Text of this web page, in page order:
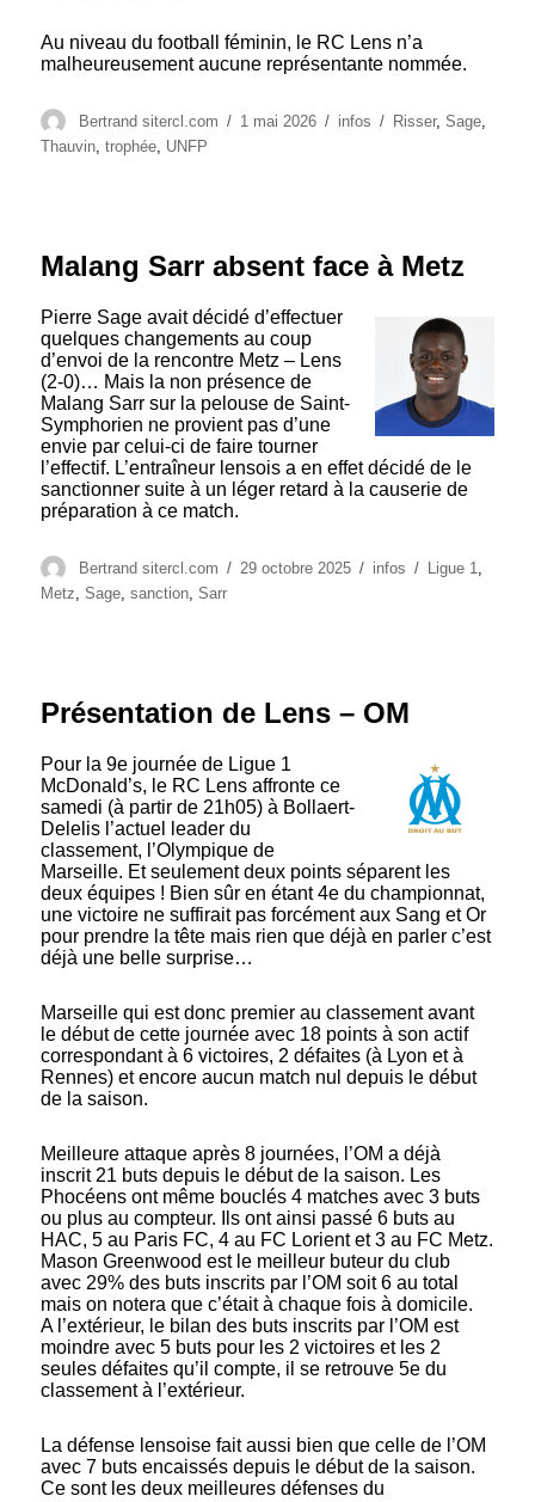
Au niveau du football féminin, le RC Lens n’a
malheureusement aucune représentante nommée.
Auteur
Bertrand sitercl.com
Publié
1 mai 2026 Catégories
infos Étiquettes
Risser,Sage,
Thauvin,trophée, UNFP
Malang Sarr absent face à Metz
Pierre Sage avait décidé d’effectuer
quelques changements au coup
d’envoi de la rencontre Metz – Lens
(2-0)… Mais la non présence de
Malang Sarr sur la pelouse de Saint-
Symphorien ne provient pas d’une
envie par celui-ci de faire tourner
l’effectif. L’entraîneur lensois a en effet décidé de le
sanctionner suite à un léger retard à la causerie de
préparation à ce match.
Auteur
Bertrand sitercl.com
Publié
29 octobre 2025 Catégories
infos Étiquettes
Ligue 1
Metz,Sage,sanction,Sarr
Présentation de Lens – OM
Pour la 9e journée de Ligue 1
McDonald’s, le RC Lens affronte ce
samedi (à partir de 21h05) à Bollaert-
Delelis l’actuel leader du
classement, l’Olympique de
Marseille. Et seulement deux points séparent les
deux équipes ! Bien sûr en étant 4e du championnat,
une victoire ne suffirait pas forcément aux Sang et Or
pour prendre la tête mais rien que déjà en parler c’est
déjà une belle surprise…
Marseille qui est donc premier au classement avant
le début de cette journée avec 18 points à son actif
correspondant à 6 victoires, 2 défaites (à Lyon et à
Rennes) et encore aucun match nul depuis le début
de la saison.
Meilleure attaque après 8 journées, l’OM a déjà
inscrit 21 buts depuis le début de la saison. Les
Phocéens ont même bouclés 4 matches avec 3 buts
ou plus au compteur. Ils ont ainsi passé 6 buts au
HAC, 5 au Paris FC, 4 au FC Lorient et 3 au FC Metz.
Mason Greenwood est le meilleur buteur du club
avec 29% des buts inscrits par l’OM soit 6 au total
mais on notera que c’était à chaque fois à domicile.
A l’extérieur, le bilan des buts inscrits par l’OM est
moindre avec 5 buts pour les 2 victoires et les 2
seules défaites qu’il compte, il se retrouve 5e du
classement à l’extérieur.
La défense lensoise fait aussi bien que celle de l’OM
avec 7 buts encaissés depuis le début de la saison.
Ce sont les deux meilleures défenses du